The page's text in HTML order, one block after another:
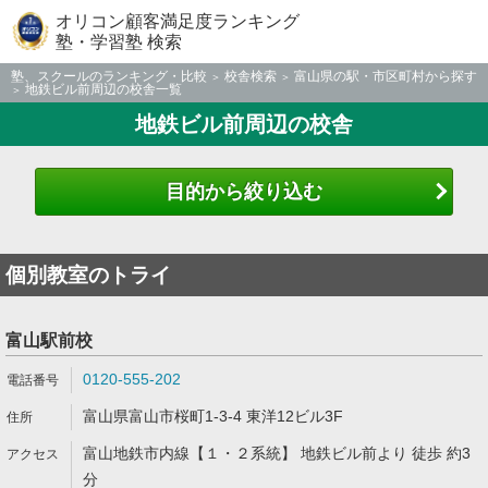
オリコン顧客満足度ランキング
塾・学習塾 検索
塾、スクールのランキング・比較 校舎検索
富山県の駅・市区町村から探す
地鉄ビル前周辺の校舎一覧
地鉄ビル前周辺の校舎
目的から絞り込む
個別教室のトライ
富山駅前校
0120-555-202
富山県富山市桜町1-3-4 東洋12ビル3F
富山地鉄市内線【１・２系統】 地鉄ビル前より 徒歩 約3
分